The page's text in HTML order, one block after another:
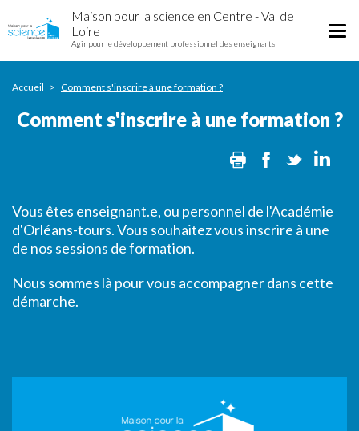
s'inscrire
au
contenu
Maison pour la science en Centre - Val de
Loire
Agir pour le développement professionnel des enseignants
Accueil Comment s'inscrire à une formation ?
Comment s'inscrire à une formation ?
Print Facebook
Twitter
Vous êtes enseignant.e, ou personnel de l'Académie
d'Orléans-tours. Vous souhaitez vous inscrire à une
de nos sessions de formation.
Nous sommes là pour vous accompagner dans cette
démarche.